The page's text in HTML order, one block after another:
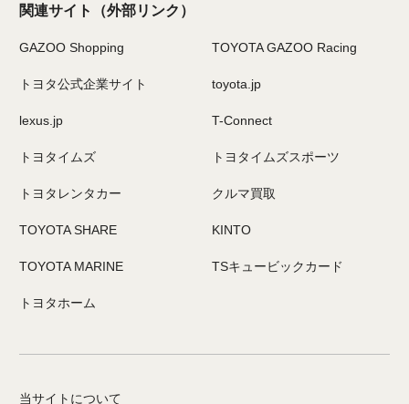
関連サイト （外部リンク）
GAZOO Shopping TOYOTA GAZOO Racing
トヨタ公式企業サイト toyota.jp
lexus.jp T-Connect
トヨタイムズ トヨタイムズスポーツ
トヨタレンタカー クルマ買取
TOYOTA SHARE KINTO
TOYOTA MARINE TSキュービックカード
トヨタホーム
当サイトについて